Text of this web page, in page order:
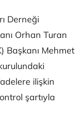
Derneği
Orhan Turan
Başkanı Mehmet
ilişkin
şartıyla